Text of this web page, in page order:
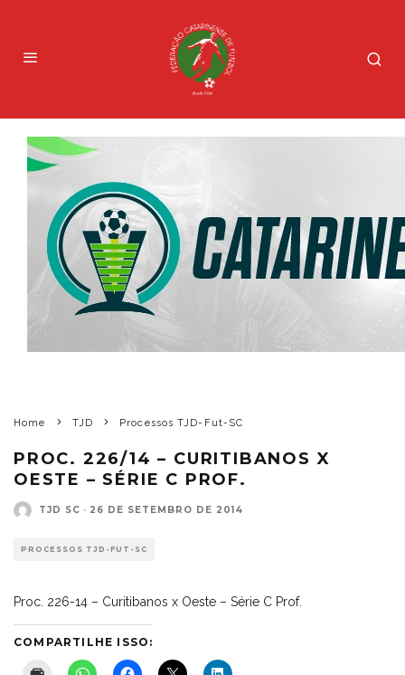
Home TJD Processos TJD-Fut-SC
PROC. 226/14 – CURITIBANOS X
OESTE – SÉRIE C PROF.
TJD SC · 26 DE SETEMBRO DE 2014
PROCESSOS TJD-FUT-SC
Proc. 226-14 – Curitibanos x Oeste – Série C Prof.
COMPARTILHE ISSO: